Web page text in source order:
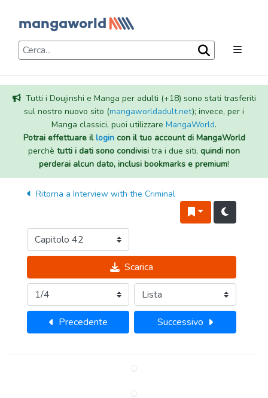
Tutti i Doujinshi e Manga per adulti (+18) sono stati trasferiti
sul nostro nuovo sito (mangaworldadult.net); invece, per i
Manga classici, puoi utilizzare MangaWorld.
Potrai effettuare illogincon il tuo account di MangaWorld
perchè tutti i dati sono condivisi tra i due siti, quindi non
perderai alcun dato, inclusi bookmarks e premium!
Ritorna a Interview with the Criminal
Scarica
Precedente Successivo